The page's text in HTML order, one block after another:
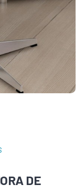
DE